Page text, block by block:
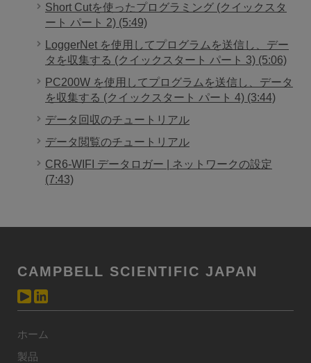
Short Cutを使ったプログラミング (クイックスタ
ート パート 2) (5:49)
LoggerNet を使用してプログラムを送信し、デー
タを収集する (クイックスタート パート 3) (5:06)
PC200W を使用してプログラムを送信し、データ
を収集する (クイックスタート パート 4) (3:44)
データ回収のチュートリアル
データ閲覧のチュートリアル
CR6-WIFI データロガー | ネットワークの設定
(7:43)
CAMPBELL SCIENTIFIC JAPAN
ホーム
製品